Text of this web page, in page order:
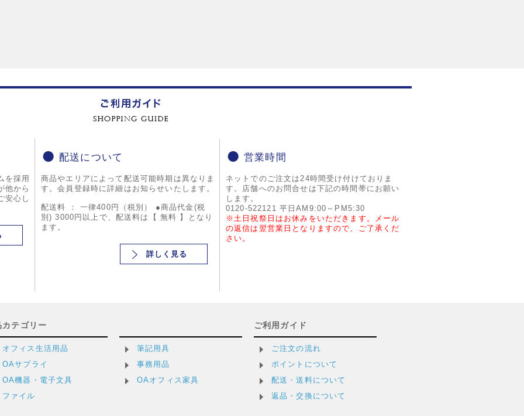
を採用
他から
安心し
配送について
商品やエリアによって配送可能時期は異なりま
す。会員登録時に詳細はお知らせいたします。
配送料 ： 一律400円（税別） ●商品代金(税
別) 3000円以上で、配送料は【 無料 】となり
ます。
詳しく見る
営業時間
ネットでのご注文は24時間受け付けておりま
す。店舗へのお問合せは下記の時間帯にお願い
します。
0120-522121 平日AM9:00～PM5:30
※土日祝祭日はお休みをいただきます。メール
の返信は翌営業日となりますので、ご了承くだ
さい。
カテゴリー
オフィス生活用品
OAサプライ
OA機器・電子文具
ファイル
筆記用具
事務用品
OAオフィス家具
ご利用ガイド
ご注文の流れ
ポイントについて
配送・送料について
返品・交換について